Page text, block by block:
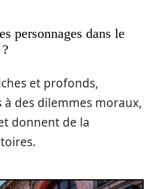
personnages dans le
et profonds,
des dilemmes moraux,
donnent de la